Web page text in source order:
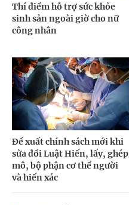
Thí điểm hỗ trợ sức khỏe
sinh sản ngoài giờ cho nữ
công nhân
Đề xuất chính sách mới khi
sửa đổi Luật Hiến, lấy, ghép
mô, bộ phận cơ thể người
và hiến xác